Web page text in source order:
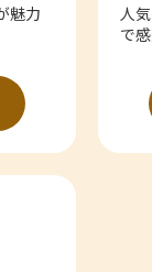
魅力
人
で感